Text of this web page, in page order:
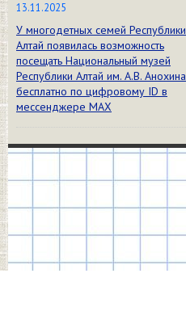
13.11.2025
У многодетных семей Республики
Алтай появилась возможность
посещать Национальный музей
Республики Алтай им. А.В. Анохина
бесплатно по цифровому ID в
мессенджере МАХ